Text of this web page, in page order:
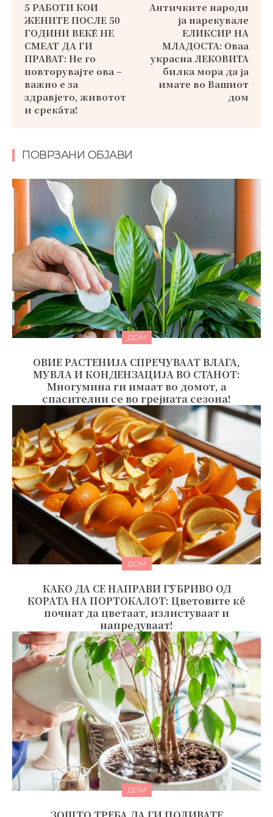
5 РАБОТИ КОИ
ЖЕНИТЕ ПОСЛЕ 50
ГОДИНИ ВЕЌЕ НЕ
СМЕАТ ДА ГИ
ПРАВАТ: Не го
повторувајте ова –
важно е за
здравјето, животот
и среќата!
Античките народи
ја нарекувале
ЕЛИКСИР НА
МЛАДОСТА: Оваа
украсна ЛЕКОВИТА
билка мора да ја
имате во Вашиот
дом
ПОВРЗАНИ ОБЈАВИ
ДОМ
ОВИЕ РАСТЕНИЈА СПРЕЧУВААТ ВЛАГА,
МУВЛА И КОНДЕНЗАЦИЈА ВО СТАНОТ:
Многумина ги имаат во домот, а
спасителни се во грејната сезона!
ДОМ
КАКО ДА СЕ НАПРАВИ ЃУБРИВО ОД
КОРАТА НА ПОРТОКАЛОТ: Цветовите ќе
почнат да цветаат, излистуваат и
напредуваат!
ДОМ